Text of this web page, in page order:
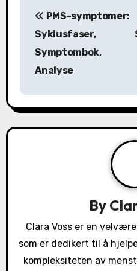
n
a
a
t
PMS-symptomer:
Syklusfaser,
Symptombok,
Analyse
By
Clara Voss er en
som er dedikert til å
kompleksiteten av